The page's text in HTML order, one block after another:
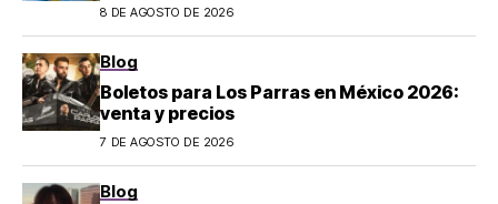
8 DE AGOSTO DE 2026
Blog
Boletos para Los Parras en México 2026:
venta y precios
7 DE AGOSTO DE 2026
Blog